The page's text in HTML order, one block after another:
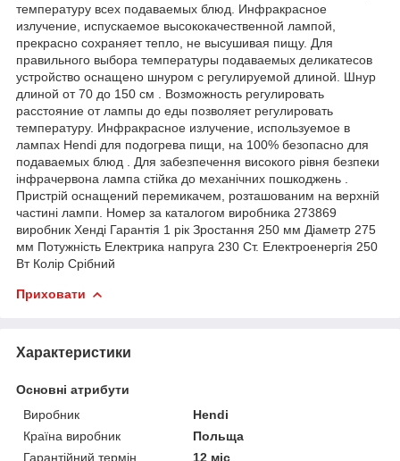
температуру всех подаваемых блюд. Инфракрасное
излучение, испускаемое высококачественной лампой,
прекрасно сохраняет тепло, не высушивая пищу. Для
правильного выбора температуры подаваемых деликатесов
устройство оснащено шнуром с регулируемой длиной. Шнур
длиной от 70 до 150 см . Возможность регулировать
расстояние от лампы до еды позволяет регулировать
температуру. Инфракрасное излучение, используемое в
лампах Hendi для подогрева пищи, на 100% безопасно для
подаваемых блюд . Для забезпечення високого рівня безпеки
інфрачервона лампа стійка до механічних пошкоджень .
Пристрій оснащений перемикачем, розташованим на верхній
частині лампи. Номер за каталогом виробника 273869
виробник Хенді Гарантія 1 рік Зростання 250 мм Діаметр 275
мм Потужність Електрика напруга 230 Ст. Електроенергія 250
Вт Колір Срібний
Приховати
Характеристики
Основні атрибути
Виробник
Hendi
Країна виробник
Польща
Гарантійний термін
12 міс